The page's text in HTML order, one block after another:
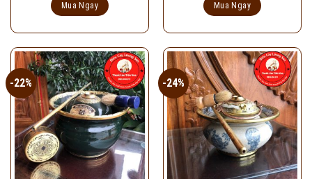
120.000 ₫.
Mua Ngay
950.000 ₫.
Mua Ngay
-22% -24%